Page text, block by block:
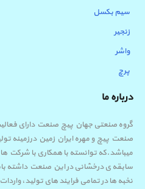
سیم بکسل
زنجیر
واشر
پرچ
درباره ما
صنعت پیچ و مهره ایران زمین درزمینه
میباشد.که توانسته با همکاری با شرکت
سابقه ی درخشانی در این صنعت داشته
نخبه ها در تمامی فرایند های تولید،